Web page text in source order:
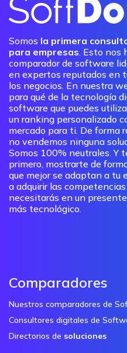
Somos la primera
para empresas. Esto nos
comparador de software
en expertos reputados en
los negocios. En nuestra
para qué de la tecnología
software que puedes
un ranking personalizado
mercado para ti. De forma
no vendemos ninguna
Somos 100% neutrales. Y
primero, mostrarte de
que mejor se adaptan a tu
a adquirir las
necesitarás en un
más tecnológico.
Comparadores
Nuestros comparadores de
Consultores digitales de
Directorios de soluciones